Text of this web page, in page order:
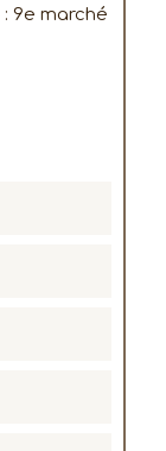
: 9e marché